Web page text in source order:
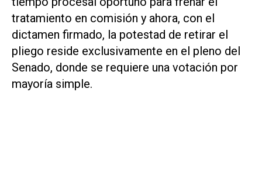
tratamiento en comisión y ahora, con el
dictamen firmado, la potestad de retirar el
pliego reside exclusivamente en el pleno del
Senado, donde se requiere una votación por
mayoría simple.